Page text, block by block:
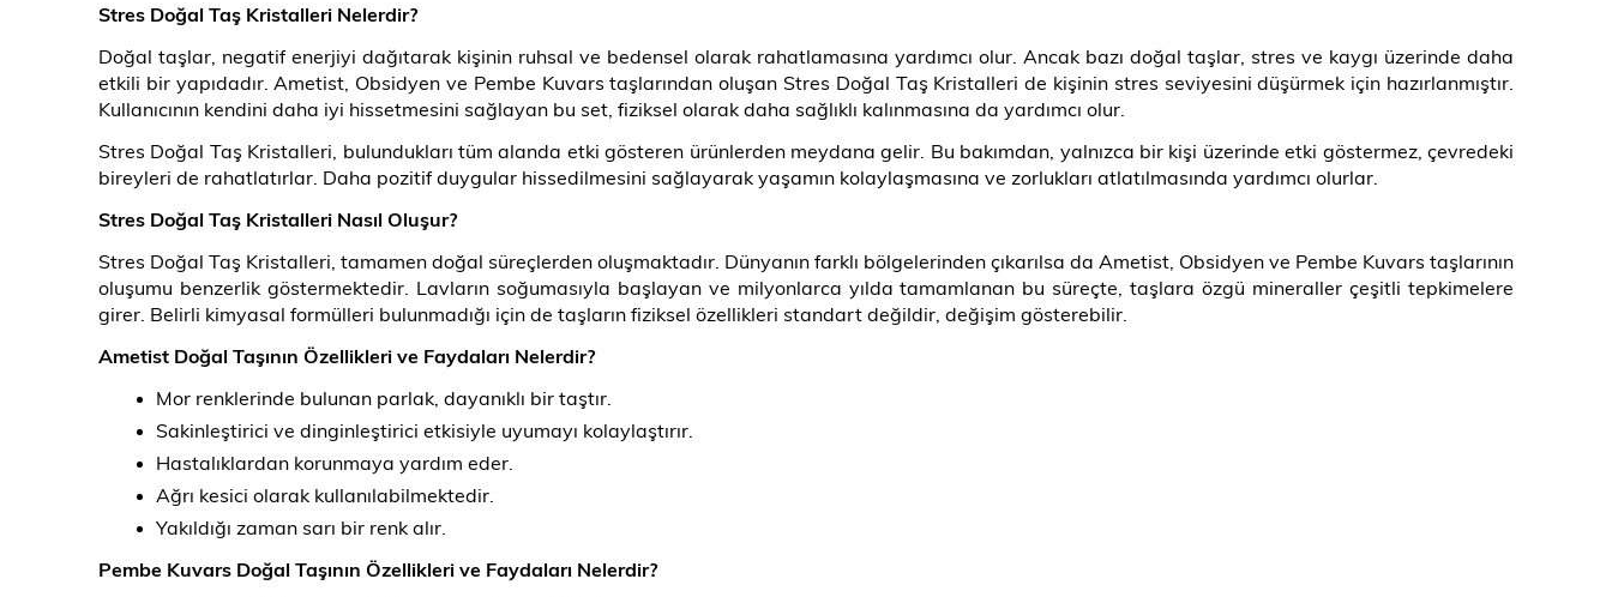
Stres Doğal Taş Kristalleri Nelerdir?
Doğal taşlar, negatif enerjiyi dağıtarak kişinin ruhsal ve bedensel olarak rahatlamasına yardımcı olur. Ancak bazı doğal taşlar, stres ve kaygı üzerinde daha
etkili bir yapıdadır. Ametist, Obsidyen ve Pembe Kuvars taşlarından oluşan Stres Doğal Taş Kristalleri de kişinin stres seviyesini düşürmek için hazırlanmıştır.
Kullanıcının kendini daha iyi hissetmesini sağlayan bu set, fiziksel olarak daha sağlıklı kalınmasına da yardımcı olur.
Stres Doğal Taş Kristalleri, bulundukları tüm alanda etki gösteren ürünlerden meydana gelir. Bu bakımdan, yalnızca bir kişi üzerinde etki göstermez, çevredeki
bireyleri de rahatlatırlar. Daha pozitif duygular hissedilmesini sağlayarak yaşamın kolaylaşmasına ve zorlukları atlatılmasında yardımcı olurlar.
Stres Doğal Taş Kristalleri Nasıl Oluşur?
Stres Doğal Taş Kristalleri, tamamen doğal süreçlerden oluşmaktadır. Dünyanın farklı bölgelerinden çıkarılsa da Ametist, Obsidyen ve Pembe Kuvars taşlarının
oluşumu benzerlik göstermektedir. Lavların soğumasıyla başlayan ve milyonlarca yılda tamamlanan bu süreçte, taşlara özgü mineraller çeşitli tepkimelere
girer. Belirli kimyasal formülleri bulunmadığı için de taşların fiziksel özellikleri standart değildir, değişim gösterebilir.
Ametist Doğal Taşının Özellikleri ve Faydaları Nelerdir?
Mor renklerinde bulunan parlak, dayanıklı bir taştır.
Sakinleştirici ve dinginleştirici etkisiyle uyumayı kolaylaştırır.
Hastalıklardan korunmaya yardım eder.
Ağrı kesici olarak kullanılabilmektedir.
Yakıldığı zaman sarı bir renk alır.
Pembe Kuvars Doğal Taşının Özellikleri ve Faydaları Nelerdir?